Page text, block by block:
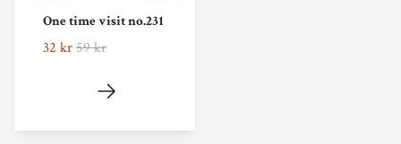
One time visit no.231
32 kr59 kr